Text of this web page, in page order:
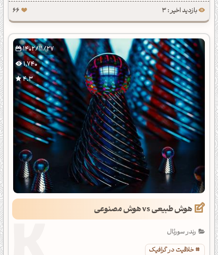
بازدید اخیر : 3 66
1402/11/27
1,740
4.3
هوش طبیعی vs هوش مصنوعی
رندر سورئال
خلاقیت در گرافیک